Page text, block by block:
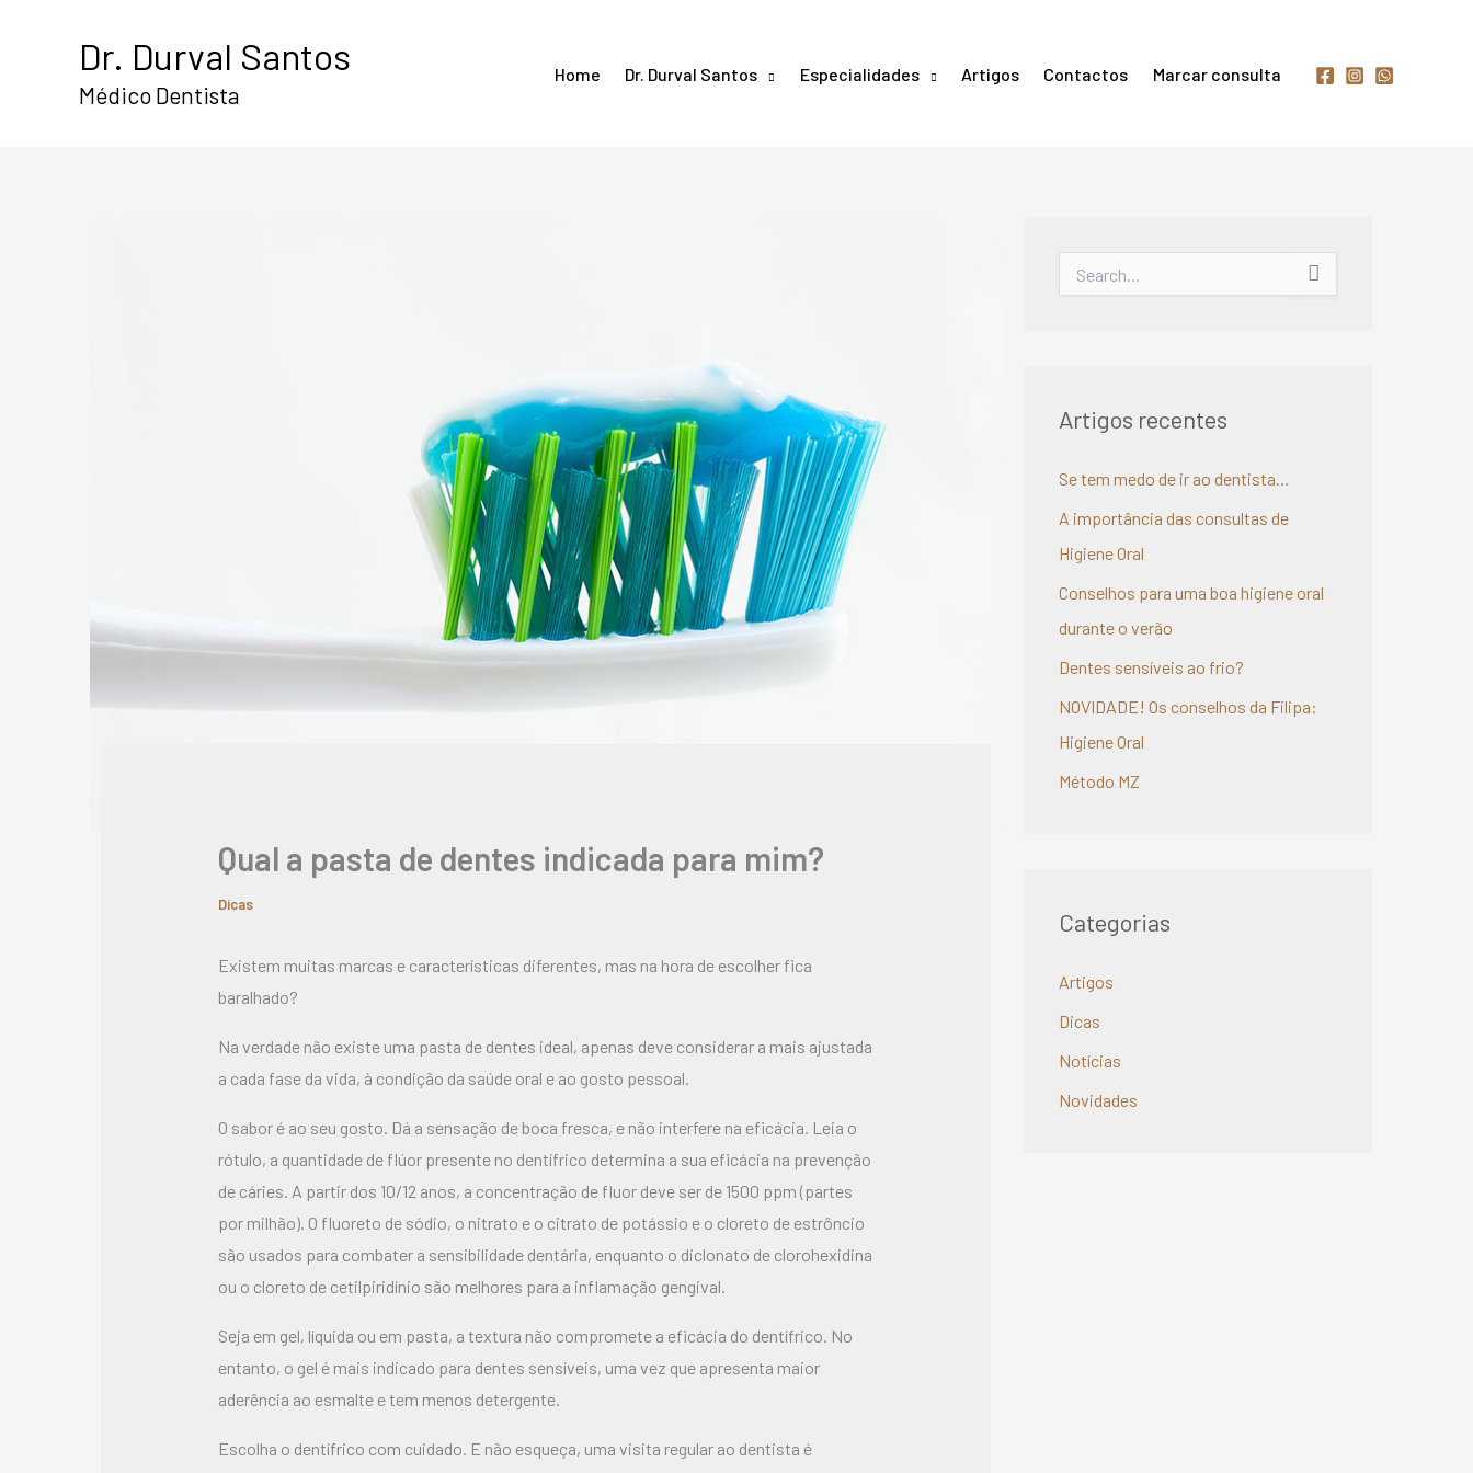
Dr. Durval Santos
Médico Dentista
Home Dr. Durval Santos Especialidades Artigos Contactos Marcar consulta
Qual a pasta de dentes indicada para mim?
Dicas
Existem muitas marcas e características diferentes, mas na hora de escolher fica
baralhado?
Na verdade não existe uma pasta de dentes ideal, apenas deve considerar a mais ajustada
a cada fase da vida, à condição da saúde oral e ao gosto pessoal.
O sabor é ao seu gosto. Dá a sensação de boca fresca, e não interfere na eficácia. Leia o
rótulo, a quantidade de flúor presente no dentífrico determina a sua eficácia na prevenção
de cáries. A partir dos 10/12 anos, a concentração defluor deve ser de 1500 ppm (partes
por milhão). O fluoreto de sódio, o nitrato e o citrato de potássio e o cloreto de estrôncio
são usados para combater a sensibilidade dentária, enquanto o diclonato de clorohexidina
ou o cloreto de cetilpiridínio são melhores para a inflamação gengival.
Seja em gel, líquida ou em pasta, a textura não compromete a eficácia do dentífrico. No
entanto, o gel é mais indicado para dentes sensíveis, uma vez que apresenta maior
aderência ao esmalte e tem menos detergente.
Escolha o dentífrico com cuidado. E não esqueça, uma visita regular ao dentista é
e
o
:
Artigos recentes
Se tem medo de ir ao dentista…
A importância das consultas de
Higiene Oral
Conselhos para uma boa higiene oral
durante o verão
Dentes sensíveis ao frio?
NOVIDADE! Os conselhos da Filipa:
Higiene Oral
Método MZ
Categorias
Artigos
Dicas
Notícias
Novidades